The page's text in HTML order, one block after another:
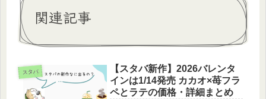
関連記事
スタバ
【スタバ新作】2026バレンタ
インは1/14発売 カカオ×苺フラ
ペとラテの価格・詳細まとめ